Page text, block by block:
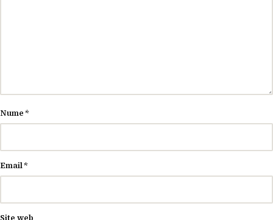
Nume*
Email*
Site web